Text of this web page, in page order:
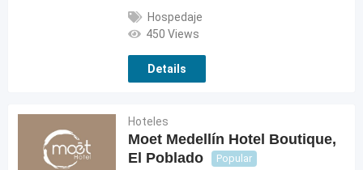
Hospedaje
450 Views
Details
Hoteles
Moet Medellín Hotel Boutique,
El Poblado
Popular